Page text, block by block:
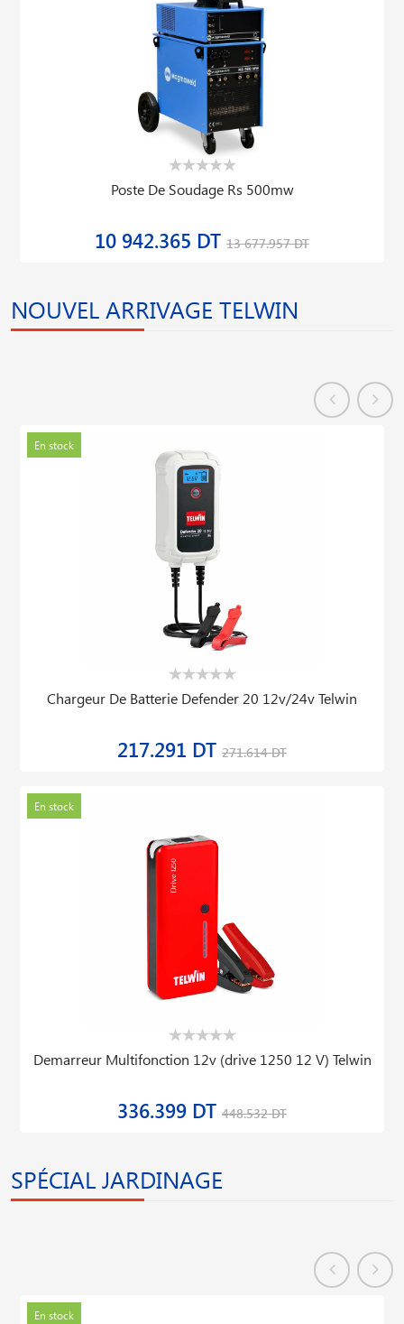
Poste De Soudage Rs 500mw
10 942.365 DT 13 677.957 DT
NOUVEL ARRIVAGE TELWIN
En stock
Chargeur De Batterie Defender 20 12v/24v Telwin
217.291 DT 271.614 DT
En stock
Demarreur Multifonction 12v (drive 1250 12 V) Telwin
336.399 DT 448.532 DT
SPÉCIAL JARDINAGE
En stock